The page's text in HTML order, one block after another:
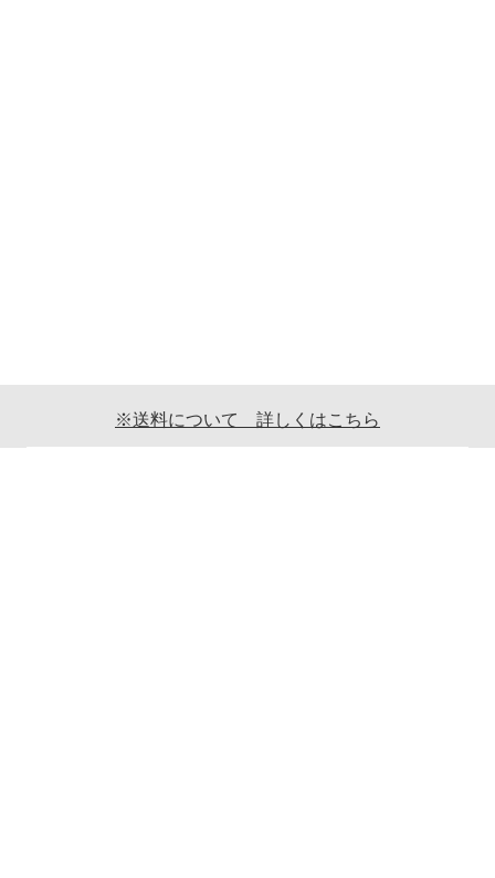
※送料について 詳しくはこちら